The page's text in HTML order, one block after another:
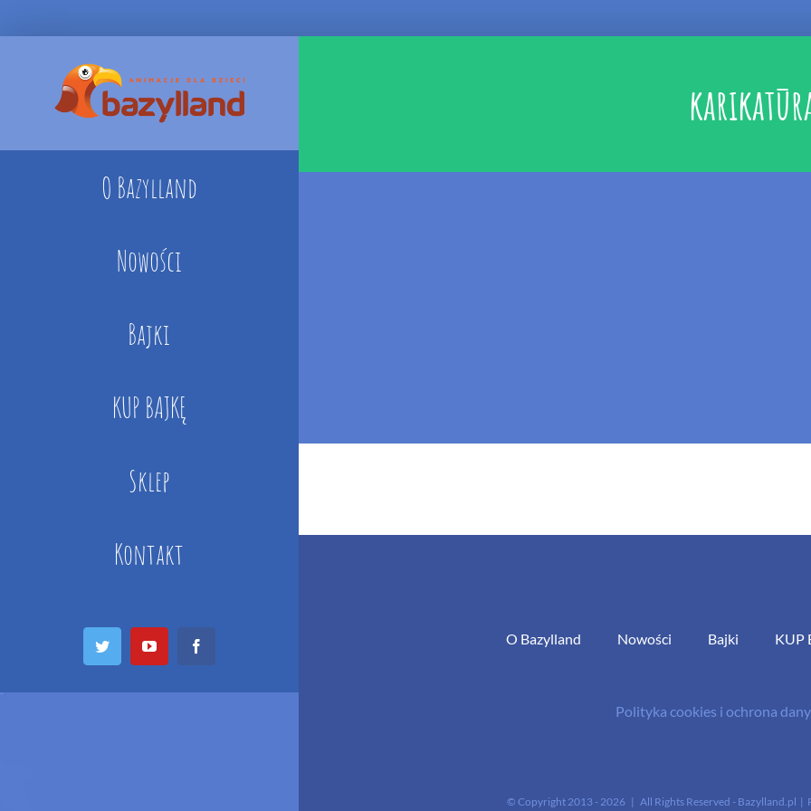
O Bazylland
Nowości
Bajki
KUP BAJKĘ
Sklep
Kontakt
Twitter YouTube O Bazylland Nowości Bajki KUP
Polityka cookies i ochrona
© Copyright 2013 - 2026 | All Rights Reserved - Bazylland.pl |